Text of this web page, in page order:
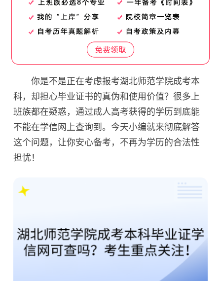
你是不是正在考虑报考湖北师范学院成考本
科，却担心毕业证书的真伪和使用价值？很多上
班族都在疑惑，通过成人高考获得的学历到底能
不能在学信网上查询到。今天小编就来彻底解答
这个问题，让你安心备考，不再为学历的合法性
担忧！